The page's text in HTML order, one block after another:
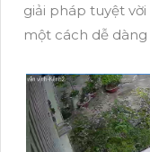
giải pháp tuyệt
một cách dễ